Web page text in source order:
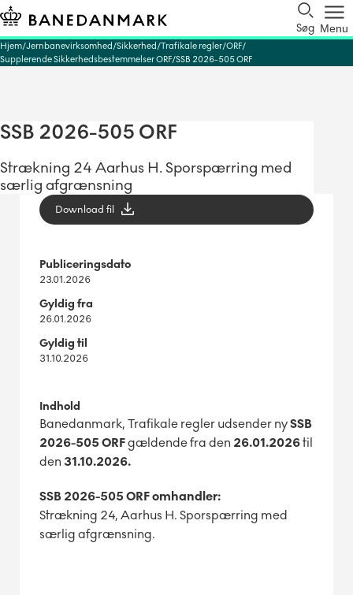
Søg Menu
Hjem Jernbanevirksomhed Sikkerhed Trafikale regler ORF
Supplerende Sikkerhedsbestemmelser ORF SSB 2026-505 ORF
SSB 2026-505 ORF
Strækning 24 Aarhus H. Sporspærring med
særlig afgrænsning
Download fil
Publiceringsdato
23.01.2026
Gyldig fra
26.01.2026
Gyldig til
31.10.2026
Indhold
Banedanmark, Trafikale regler udsender nySSB
2026-505 ORFgældende fra den 26.01.2026til
den 31.10.2026.
SSB 2026-505 ORF omhandler:
Strækning 24, Aarhus H. Sporspærring med
særlig afgrænsning.